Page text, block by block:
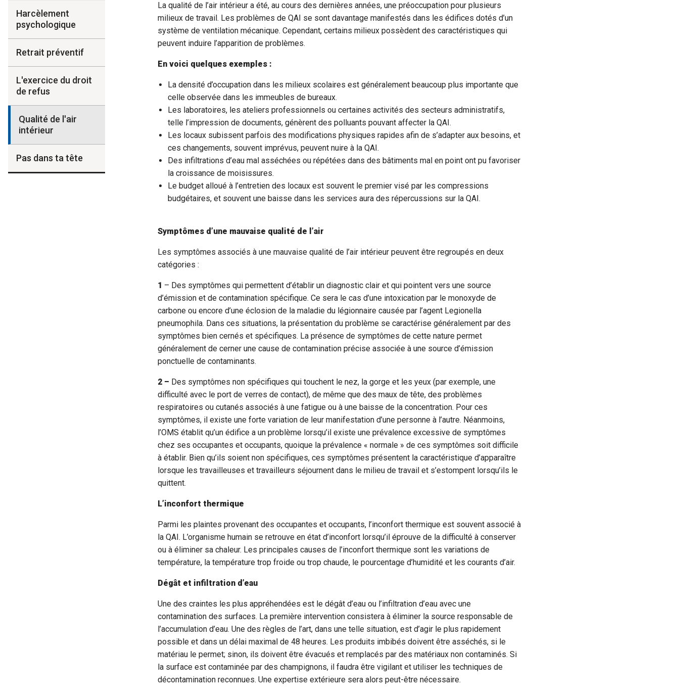
Harcèlement
psychologique
Retrait préventif
L'exercice du droit
de refus
Qualité de l'air
intérieur
Pas dans ta tête
La qualité de l’air intérieur a été, au cours des dernières années, une préoccupation pour plusieurs
milieux de travail. Les problèmes de QAI se sont davantage manifestés dans les édifices dotés d’un
système de ventilation mécanique. Cependant, certains milieux possèdent des caractéristiques qui
peuvent induire l’apparition de problèmes.
En voici quelques exemples :
La densité d’occupation dans les milieux scolaires est généralement beaucoup plus importante que
celle observée dans les immeubles de bureaux.
Les laboratoires, les ateliers professionnels ou certaines activités des secteurs administratifs,
telle l’impression de documents, génèrent des polluants pouvant affecter la QAI.
Les locaux subissent parfois des modifications physiques rapides afin de s’adapter aux besoins, et
ces changements, souvent imprévus, peuvent nuire à la QAI.
Des infiltrations d’eau mal asséchées ou répétées dans des bâtiments mal en point ont pu favoriser
la croissance de moisissures.
Le budget alloué à l’entretien des locaux est souvent le premier visé par les compressions
budgétaires, et souvent une baisse dans les services aura des répercussions sur la QAI.
Symptômes d’une mauvaise qualité de l’air​
Les symptômes associés à une mauvaise qualité de l’air intérieur peuvent être regroupés en deux
catégories :
1 – Des symptômes qui permettent d’établir un diagnostic clair et qui pointent vers une source
d’émission et de contamination spécifique. Ce sera le cas d’une intoxication par le monoxyde de
carbone ou encore d’une éclosion de la maladie du légionnaire causée par l’agent Legionella
pneumophila. Dans ces situations, la présentation du problème se caractérise généralement par des
symptômes bien cernés et spécifiques. La présence de symptômes de cette nature permet
généralement de cerner une cause de contamination précise associée à une source d’émission
ponctuelle de contaminants.
2 – Des symptômes non spécifiques qui touchent le nez, la gorge et les yeux (par exemple, une
difficulté avec le port de verres de contact), de même que des maux de tête, des problèmes
respiratoires ou cutanés associés à une fatigue ou à une baisse de la concentration. Pour ces
symptômes, il existe une forte variation de leur manifestation d’une personne à l’autre. Néanmoins,
l’OMS établit qu’un édifice a un problème lorsqu’il existe une prévalence excessive de symptômes
chez ses occupantes et occupants, quoique la prévalence « normale » de ces symptômes soit difficile
à établir. Bien qu’ils soient non spécifiques, ces symptômes présentent la caractéristique d’apparaître
lorsque les travailleuses et travailleurs séjournent dans le milieu de travail et s’estompent lorsqu’ils le
quittent.
L’inconfort thermique
Parmi les plaintes provenant des occupantes et occupants, l’inconfort thermique est souvent associé à
la QAI. L’organisme humain se retrouve en état d’inconfort lorsqu’il éprouve de la difficulté à conserver
ou à éliminer sa chaleur. Les principales causes de l’inconfort thermique sont les variations de
température, la température trop froide ou trop chaude, le pourcentage d’humidité et les courants d’air.
Dégât et infiltration d’eau
Une des craintes les plus appréhendées est le dégât d’eau ou l’infiltration d’eau avec une
contamination des surfaces. La première intervention consistera à éliminer la source responsable de
l’accumulation d’eau. Une des règles de l’art, dans une telle situation, est d’agir le plus rapidement
possible et dans un délai maximal de 48 heures. Les produits imbibés doivent être asséchés, si le
matériau le permet; sinon, ils doivent être évacués et remplacés par des matériaux non contaminés. Si
la surface est contaminée par des champignons, il faudra être vigilant et utiliser les techniques de
décontamination reconnues. Une expertise extérieure sera alors peut-être nécessaire.